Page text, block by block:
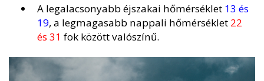
A legalacsonyabb éjszakai hőmérséklet 13 és
19, a legmagasabb nappali hőmérséklet 22
és 31 fok között valószínű.